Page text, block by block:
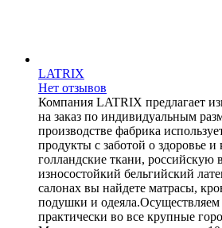
LATRIX
Нет отзывов
Компания LATRIX предлагает
на заказ по индивидуальным
производстве фабрика
продукты с заботой о здоровье и
голландские ткани, российскую
износостойкий бельгийский
салонах вы найдете матрасы,
подушки и
практически во все крупные